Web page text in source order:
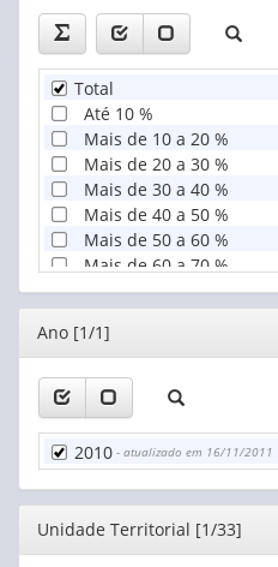
Total
Até 10 %
Mais de 10 a 20 %
Mais de 20 a 30 %
Mais de 30 a 40 %
Mais de 40 a 50 %
Mais de 50 a 60 %
Mais de 60 a 70 %
Mais de 70 a 80 %
Mais de 80 a 90 %
Mais de 90 a 100 %
Mais de 95 a 100 %
Mais de 99 a 100 %
Editor
Ano [1/1]
2010 - atualizado em 16/11/2011
Editor
Unidade Territorial [1/33]